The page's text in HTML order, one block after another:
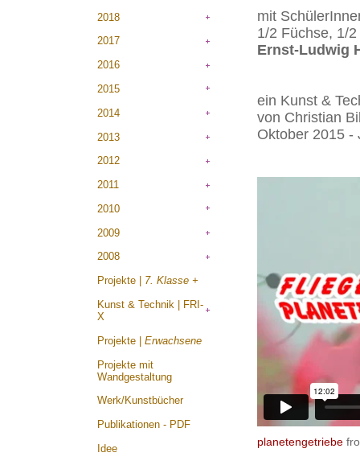
2018
2017
2016
2015
2014
2013
2012
2011
2010
2009
2008
Projekte | 7. Klasse +
Kunst & Technik | FRI-
X
Projekte | Erwachsene
Projekte mit
Wandgestaltung
Werk/Kunstbücher
Publikationen - PDF
Idee
mit
1/2 Füchse, 1/
Ernst-Ludwig
ein Kunst &
von Christian
Oktober 2015 -
planetengetriebe